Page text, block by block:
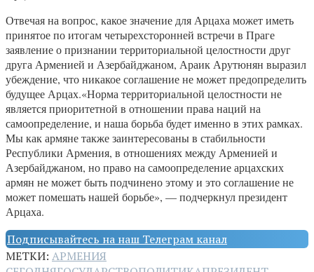
Отвечая на вопрос, какое значение для Арцаха может иметь
принятое по итогам четырехсторонней встречи в Праге
заявление о признании территориальной целостности друг
друга Арменией и Азербайджаном, Араик Арутюнян выразил
убеждение, что никакое соглашение не может предопределить
будущее Арцах.«Норма территориальной целостности не
является приоритетной в отношении права наций на
самоопределение, и наша борьба будет именно в этих рамках.
Мы как армяне также заинтересованы в стабильности
Республики Армения, в отношениях между Арменией и
Азербайджаном, но право на самоопределение арцахских
армян не может быть подчинено этому и это соглашение не
может помешать нашей борьбе», — подчеркнул президент
Арцаха.
Подписывайтесь на наш Телеграм канал
МЕТКИ: АРМЕНИЯ